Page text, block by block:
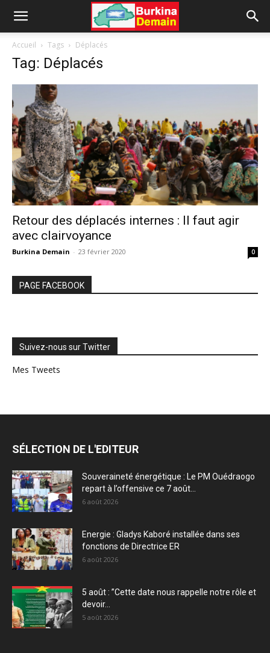
Accueil Tags Déplacés
Tag: Déplacés
Retour des déplacés internes : Il faut agir
avec clairvoyance
Burkina Demain - 23 février 2020 0
PAGE FACEBOOK
Suivez-nous sur Twitter
Mes Tweets
SÉLECTION DE L'EDITEUR
Souveraineté énergétique : Le PM Ouédraogo
repart à l’offensive ce 7 août...
6 août 2026
Energie : Gladys Kaboré installée dans ses
fonctions de Directrice ER
6 août 2026
5 août : ”Cette date nous rappelle notre rôle et
devoir...
5 août 2026